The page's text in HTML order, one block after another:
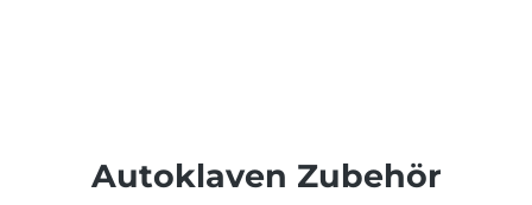
Produktgalerie überspringen
Autoklaven Zubehör